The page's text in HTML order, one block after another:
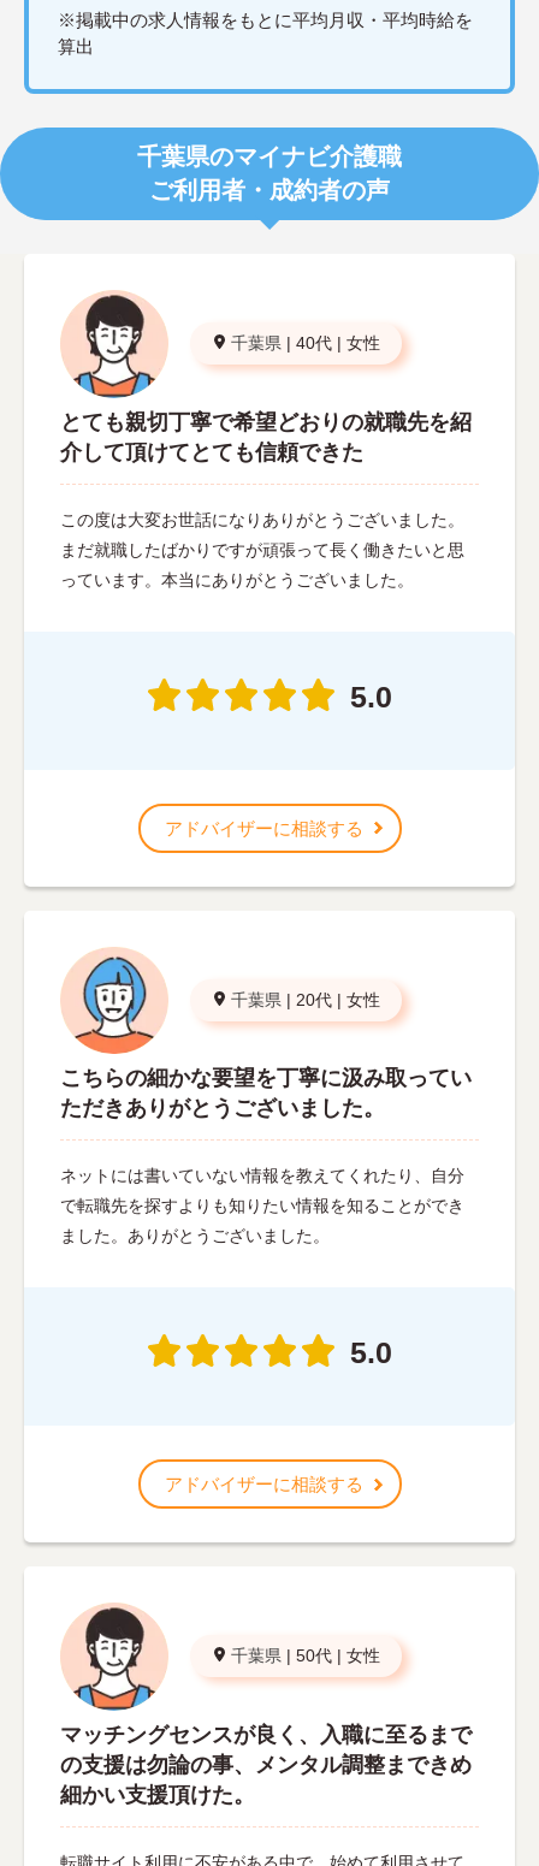
※掲載中の求人情報をもとに平均月収・平均時給を
算出
千葉県のマイナビ介護職
ご利用者・成約者の声
千葉県 | 40代 | 女性
とても親切丁寧で希望どおりの就職先を紹
介して頂けてとても信頼できた
この度は大変お世話になりありがとうございました。
まだ就職したばかりですが頑張って長く働きたいと思
っています。本当にありがとうございました。
5.0
アドバイザーに相談する
千葉県 | 20代 | 女性
こちらの細かな要望を丁寧に汲み取ってい
ただきありがとうございました。
ネットには書いていない情報を教えてくれたり、自分
で転職先を探すよりも知りたい情報を知ることができ
ました。ありがとうございました。
5.0
アドバイザーに相談する
千葉県 | 50代 | 女性
マッチングセンスが良く、入職に至るまで
の支援は勿論の事、メンタル調整まできめ
細かい支援頂けた。
転職サイト利用に不安がある中で、始めて利用させて